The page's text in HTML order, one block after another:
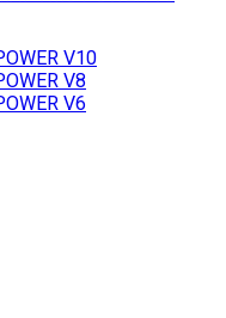
V10
V8
V6